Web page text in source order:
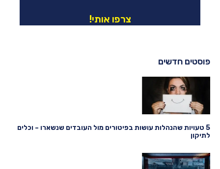
צרפו אותי!
פוסטים חדשים
5 טעויות שהנהלות עושות בפיטורים מול העובדים שנשארו – וכלים
לתיקון